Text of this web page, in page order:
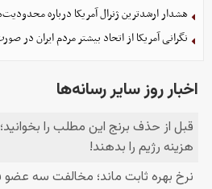
هشدار ارشدترین ژنرال آمریکا درباره
نگرانی آمریکا از اتحاد بیشتر مردم ایران در